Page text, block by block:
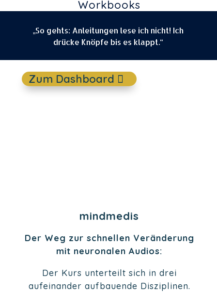
Workbooks
„So gehts: Anleitungen lese ich nicht! Ich
drücke Knöpfe bis es klappt.“
Zum Dashboard
mindmedis
Der Weg zur schnellen Veränderung
mit neuronalen Audios:
Der Kurs unterteilt sich in drei
aufeinander aufbauende Disziplinen.